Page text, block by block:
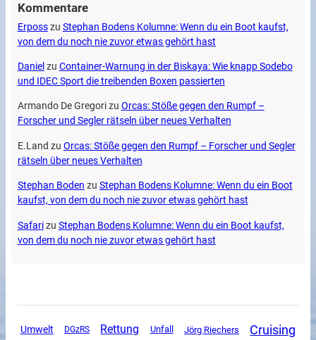
Kommentare
Erposszu Stephan Bodens Kolumne: Wenn du ein Boot kaufst,
von dem du noch nie zuvor etwas gehört hast
Daniel zu Container-Warnung in der Biskaya: Wie knapp Sodebo
und IDEC Sport die treibenden Boxen passierten
Armando De Gregorizu Orcas: Stöße gegen den Rumpf –
Forscher und Segler rätseln über neues Verhalten
E.Land zu Orcas: Stöße gegen den Rumpf – Forscher und Segler
rätseln über neues Verhalten
Stephan Boden zu Stephan Bodens Kolumne: Wenn du ein Boot
kaufst, von dem du noch nie zuvor etwas gehört hast
Safarizu Stephan Bodens Kolumne: Wenn du ein Boot kaufst,
von dem du noch nie zuvor etwas gehört hast
Umwelt DGzRS Rettung Unfall Jörg Riechers Cruising